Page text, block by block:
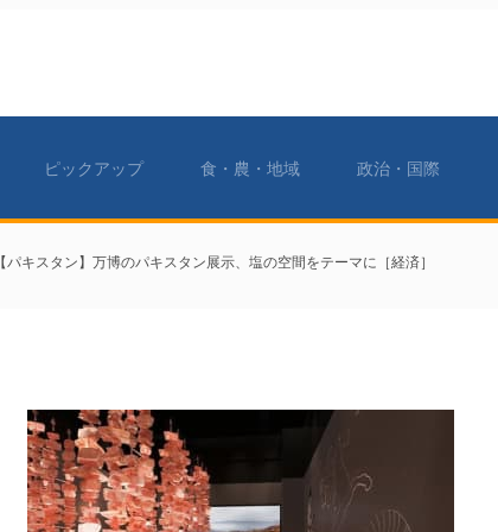
ピックアップ 食・農・地域 政治・国際
【パキスタン】万博のパキスタン展示、塩の空間をテーマに［経済］